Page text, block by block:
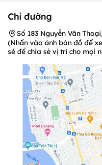
Chỉ đường
Số 183 Nguyễn Văn
(Nhấn vào ảnh bản đồ để
sẻ để chia sẻ vị trí cho mọi